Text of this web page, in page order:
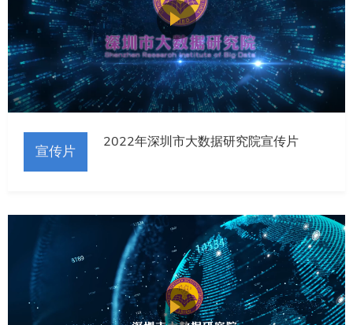
宣传片
2022年深圳市大数据研究院宣传片